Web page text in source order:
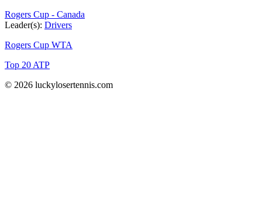
Rogers Cup - Canada
Leader(s): Drivers
Rogers Cup WTA
Top 20 ATP
© 2026 luckylosertennis.com